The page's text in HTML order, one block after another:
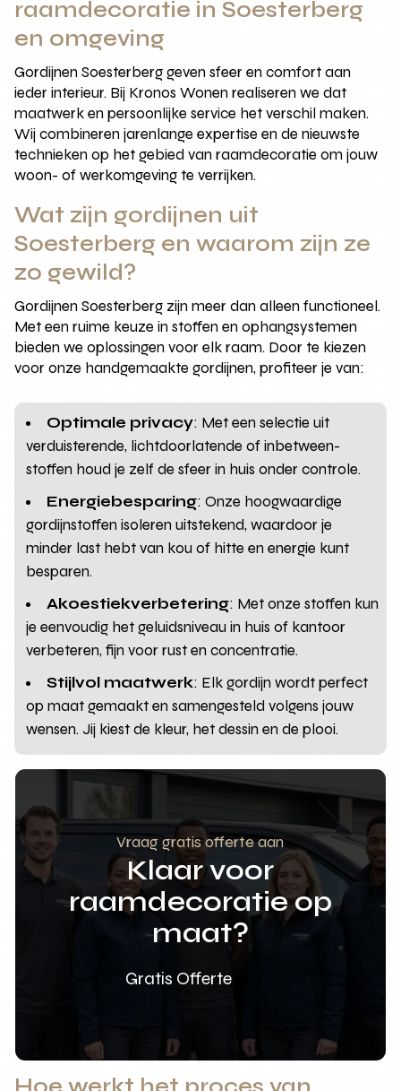
raamdecoratie in Soesterberg
en omgeving
Gordijnen Soesterberg geven sfeer en comfort aan
ieder interieur. Bij Kronos Wonen realiseren we dat
maatwerk en persoonlijke service het verschil maken.
Wij combineren jarenlange expertise en de nieuwste
technieken op het gebied van raamdecoratie om jouw
woon- of werkomgeving te verrijken.
Wat zijn gordijnen uit
Soesterberg en waarom zijn ze
zo gewild?
Gordijnen Soesterberg zijn meer dan alleen functioneel.
Met een ruime keuze in stoffen en ophangsystemen
bieden we oplossingen voor elk raam. Door te kiezen
voor onze handgemaakte gordijnen, profiteer je van:
Optimale privacy: Met een selectie uit
verduisterende, lichtdoorlatende of inbetween-
stoffen houd je zelf de sfeer in huis onder controle.
Energiebesparing: Onze hoogwaardige
gordijnstoffen isoleren uitstekend, waardoor je
minder last hebt van kou of hitte en energie kunt
besparen.
Akoestiekverbetering: Met onze stoffen kun
je eenvoudig het geluidsniveau in huis of kantoor
verbeteren, fijn voor rust en concentratie.
Stijlvol maatwerk: Elk gordijn wordt perfect
op maat gemaakt en samengesteld volgens jouw
wensen. Jij kiest de kleur, het dessin en de plooi.
Vraag gratis offerte aan
Klaar voor
raamdecoratie op
maat?
Gratis Offerte